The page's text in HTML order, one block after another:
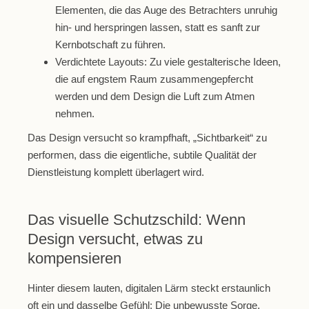
Elementen, die das Auge des Betrachters unruhig
hin- und herspringen lassen, statt es sanft zur
Kernbotschaft zu führen.
Verdichtete Layouts: Zu viele gestalterische Ideen,
die auf engstem Raum zusammengepfercht
werden und dem Design die Luft zum Atmen
nehmen.
Das Design versucht so krampfhaft, „Sichtbarkeit“ zu
performen, dass die eigentliche, subtile Qualität der
Dienstleistung komplett überlagert wird.
Das visuelle Schutzschild: Wenn
Design versucht, etwas zu
kompensieren
Hinter diesem lauten, digitalen Lärm steckt erstaunlich
oft ein und dasselbe Gefühl: Die unbewusste Sorge,